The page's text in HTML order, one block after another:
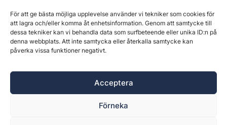
För att ge bästa möjliga upplevelse använder vi tekniker som cookies för
att lagra och/eller komma åt enhetsinformation. Genom att samtycke till
dessa tekniker kan vi behandla data som surfbeteende eller unika ID:n på
denna webbplats. Att inte samtycka eller återkalla samtycke kan
påverka vissa funktioner negativt.
Acceptera
Förneka
Kontakta oss
Östernäsvägen 1, 827 32 Ljusdal, org.nr: 556625-6425 -
Ansvarig utgivare: Henrik Ekberg. Innehållet på denna
webbplats är upphovsrättsligt skyddat. Ange källa vid citering.
Byggvärlden är en del avMarknadsdatagruppen